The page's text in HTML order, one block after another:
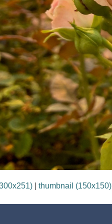
|thumbnail (150x150)